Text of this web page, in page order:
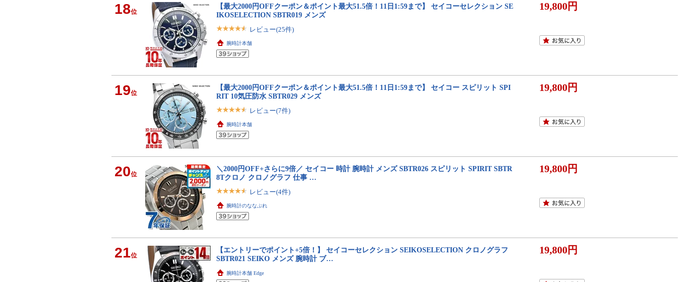
18位
【最大2000円OFFクーポン＆ポイント最大51.5倍！11日1:59まで】 セイコーセレクション SE
IKOSELECTION SBTR019 メンズ
レビュー(25件)
腕時計本舗
19,800円
19位
【最大2000円OFFクーポン＆ポイント最大51.5倍！11日1:59まで】 セイコー スピリット SPI
RIT 10気圧防水 SBTR029 メンズ
レビュー(7件)
腕時計本舗
19,800円
20位
＼2000円OFF+さらに9倍／ セイコー 時計 腕時計 メンズ SBTR026 スピリット SPIRIT SBTR
8Tクロノ クロノグラフ 仕事 …
レビュー(4件)
腕時計のななぷれ
19,800円
21位
【エントリーでポイント+5倍！】 セイコーセレクション SEIKOSELECTION クロノグラフ
SBTR021 SEIKO メンズ 腕時計 ブ…
腕時計本舗 Edge
19,800円